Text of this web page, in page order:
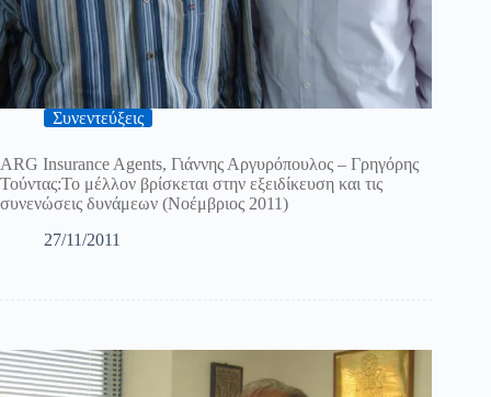
Συνεντεύξεις
ARG Insurance Agents, Γιάννης Αργυρόπουλος – Γρηγόρης
Τούντας:Το μέλλον βρίσκεται στην εξειδίκευση και τις
συνενώσεις δυνάμεων (Νοέμβριος 2011)
27/11/2011